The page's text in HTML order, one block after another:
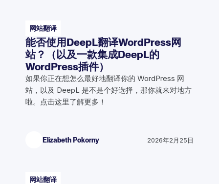
网站翻译
能否使用DeepL翻译WordPress网
站？（以及一款集成DeepL的
WordPress插件）
如果你正在想怎么最好地翻译你的 WordPress 网
站，以及 DeepL 是不是个好选择，那你就来对地方
啦。点击这里了解更多！
Elizabeth Pokorny 2026年2月25日
网站翻译